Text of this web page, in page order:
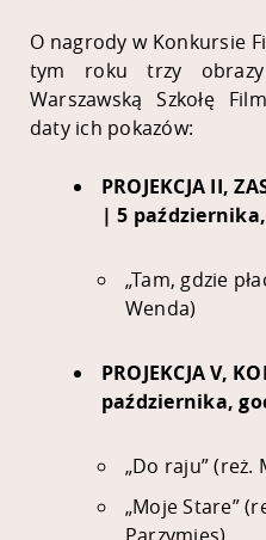
O nagrody w Konkursie
tym roku trzy obrazy
Warszawską Szkołę
daty ich pokazów:
PROJEKCJA II,
| 5
„Tam, gdzie
Wenda)
PROJEKCJA V,
października,
„Do raju” (reż.
„Moje Stare”